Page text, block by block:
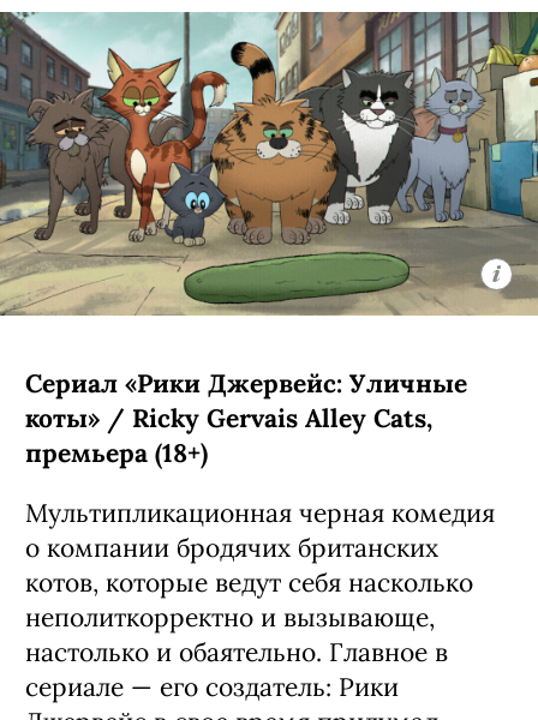
Джеки из Нью-Йорка (Никки Родригес,
«У меня на районе»), которая
вынужденно переехала в Колорадо к
семье Уолтерсов — счастливым
родителям семи сыновей и одной
дочери. Четвертую порцию их
приключений создатели уже
анонсировали заранее:
предварительно, она выйдет в
С 6 августа, Netflix